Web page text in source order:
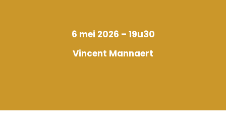
6 mei 2026 – 19u30
Vincent Mannaert